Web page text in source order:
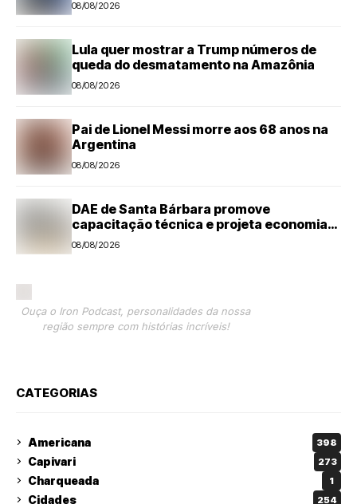
08/08/2026
Lula quer mostrar a Trump números de
queda do desmatamento na Amazônia
08/08/2026
Pai de Lionel Messi morre aos 68 anos na
Argentina
08/08/2026
DAE de Santa Bárbara promove
capacitação técnica e projeta economia
anual de mais de R$ 300 mil com eficiência
08/08/2026
Ouça o Iron Podcast, personalidades da nossa
região sempre com histórias incríveis!
CATEGORIAS
Americana 398
Capivari 273
Charqueada 1
Cidades 254